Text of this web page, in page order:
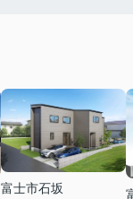
富士市石坂